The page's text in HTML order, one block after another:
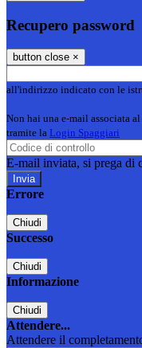
Recupero password
button close ×
all'indirizzo indicato con le
Non hai una e-mail associata
tramite la Login Spaggiari
E-mail inviata, si prega di
Errore
Chiudi
Successo
Chiudi
Informazione
Chiudi
Attendere...
Attendere il